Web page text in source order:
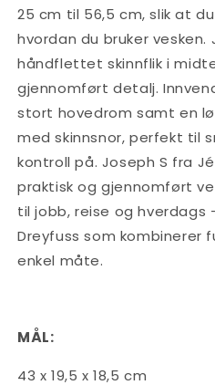
25 cm til 56,5 cm, slik at
hvordan du bruker vesken.
håndflettet skinnflik i
gjennomført detalj.
stort hovedrom samt en
med skinnsnor, perfekt til
kontroll på. Joseph S fra
praktisk og gjennomført
til jobb, reise og hverdags
Dreyfuss som kombinerer
enkel måte.
MÅL:
43 x 19,5 x 18,5 cm